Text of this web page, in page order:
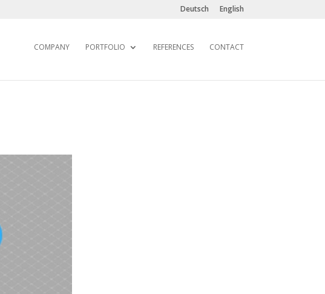
Deutsch English
COMPANY PORTFOLIO REFERENCES CONTACT